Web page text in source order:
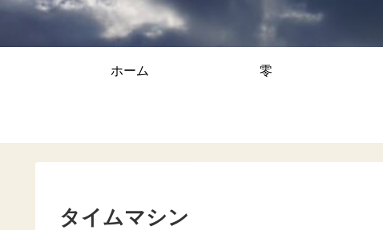
ホーム 零
タイムマシン